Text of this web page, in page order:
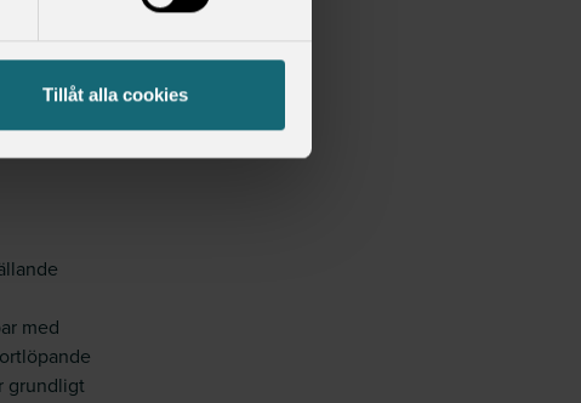
Tillåt alla cookies
mål. Du
dina
med
grundligt